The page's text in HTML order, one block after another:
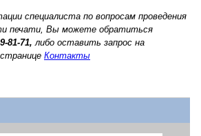
специалиста по вопросам проведения
печати, Вы можете обратиться
81-71, либо оставить запрос на
Контакты